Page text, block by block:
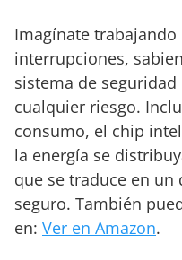
Imagínate
interrupciones,
sistema de
cualquier riesgo.
consumo, el chip
la energía se
que se traduce en
seguro. También
en: Ver en Amazon.